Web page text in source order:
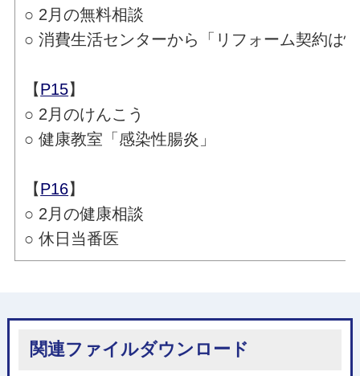
○ 2月の無料相談
○ 消費生活センターから「リフォーム契約は
【P15】
○ 2月のけんこう
○ 健康教室「感染性腸炎」
【P16】
○ 2月の健康相談
○ 休日当番医
関連ファイルダウンロード